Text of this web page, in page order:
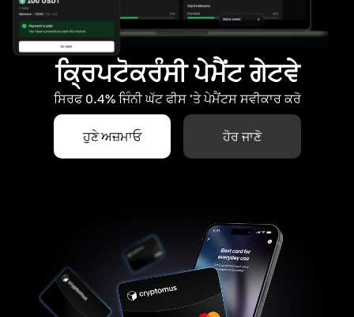
ਕ੍ਰਿਪਟੋਕਰੰਸੀ ਪੇਮੈਂਟ ਗੇਟਵੇ
ਸਿਰਫ 0.4% ਜਿੰਨੀ ਘੱਟ ਫੀਸ 'ਤੇ ਪੇਮੈਂਟਸ ਸਵੀਕਾਰ ਕਰੋ
ਹੁਣੇ ਅਜ਼ਮਾਓ ਹੋਰ ਜਾਣੋ